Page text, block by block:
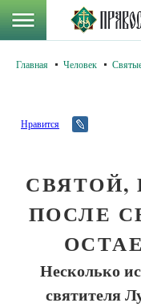
Главная Человек
Нравится
СВЯТОЙ,
ПОСЛЕ
Несколько
святителя